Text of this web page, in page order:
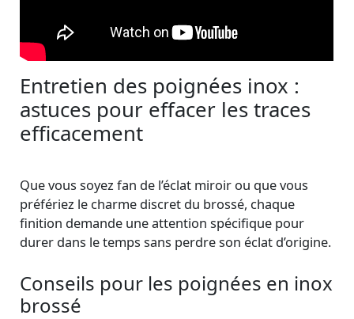
Entretien des poignées inox :
astuces pour effacer les traces
efficacement
Que vous soyez fan de l’éclat miroir ou que vous
préfériez le charme discret du brossé, chaque
finition demande une attention spécifique pour
durer dans le temps sans perdre son éclat d’origine.
Conseils pour les poignées en inox
brossé